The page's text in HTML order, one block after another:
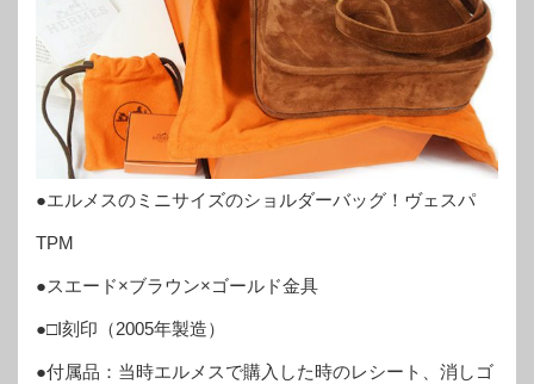
●エルメスのミニサイズのショルダーバッグ！ヴェスパ
TPM
●スエード×ブラウン×ゴールド金具
●□I刻印（2005年製造）
●付属品：当時エルメスで購入した時のレシート、消しゴ